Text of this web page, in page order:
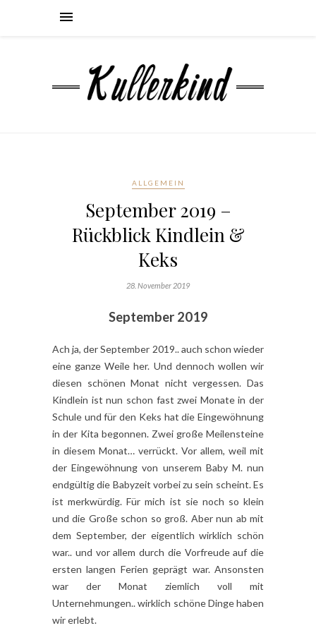
ALLGEMEIN
September 2019 –
Rückblick Kindlein &
Keks
28. November 2019
September 2019
Ach ja, der September 2019.. auch schon wieder
eine ganze Weile her. Und dennoch wollen wir
diesen schönen Monat nicht vergessen. Das
Kindlein ist nun schon fast zwei Monate in der
Schule und für den Keks hat die Eingewöhnung
in der Kita begonnen. Zwei große Meilensteine
in diesem Monat… verrückt. Vor allem, weil mit
der Eingewöhnung von unserem Baby M. nun
endgültig die Babyzeit vorbei zu sein scheint. Es
ist merkwürdig. Für mich ist sie noch so klein
und die Große schon so groß. Aber nun ab mit
dem September, der eigentlich wirklich schön
war.. und vor allem durch die Vorfreude auf die
ersten langen Ferien geprägt war. Ansonsten
war der Monat ziemlich voll mit
Unternehmungen.. wirklich schöne Dinge haben
wir erlebt.